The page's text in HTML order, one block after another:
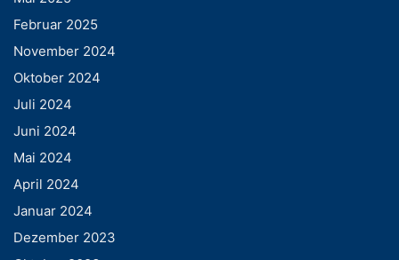
Februar 2025
November 2024
Oktober 2024
Juli 2024
Juni 2024
Mai 2024
April 2024
Januar 2024
Dezember 2023